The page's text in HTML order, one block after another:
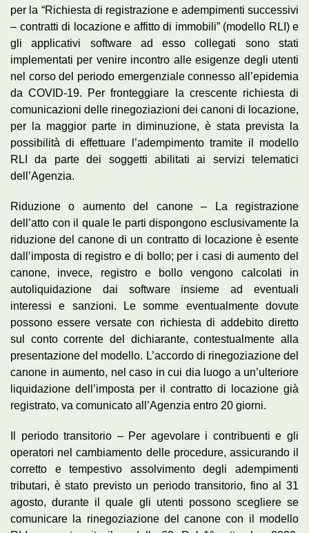
per la “Richiesta di registrazione e adempimenti successivi
– contratti di locazione e affitto di immobili” (modello RLI) e
gli applicativi software ad esso collegati sono stati
implementati per venire incontro alle esigenze degli utenti
nel corso del periodo emergenziale connesso all’epidemia
da COVID-19. Per fronteggiare la crescente richiesta di
comunicazioni delle rinegoziazioni dei canoni di locazione,
per la maggior parte in diminuzione, è stata prevista la
possibilità di effettuare l’adempimento tramite il modello
RLI da parte dei soggetti abilitati ai servizi telematici
dell’Agenzia.
Riduzione o aumento del canone – La registrazione
dell’atto con il quale le parti dispongono esclusivamente la
riduzione del canone di un contratto di locazione è esente
dall’imposta di registro e di bollo; per i casi di aumento del
canone, invece, registro e bollo vengono calcolati in
autoliquidazione dai software insieme ad eventuali
interessi e sanzioni. Le somme eventualmente dovute
possono essere versate con richiesta di addebito diretto
sul conto corrente del dichiarante, contestualmente alla
presentazione del modello. L’accordo di rinegoziazione del
canone in aumento, nel caso in cui dia luogo a un’ulteriore
liquidazione dell’imposta per il contratto di locazione già
registrato, va comunicato all’Agenzia entro 20 giorni.
Il periodo transitorio – Per agevolare i contribuenti e gli
operatori nel cambiamento delle procedure, assicurando il
corretto e tempestivo assolvimento degli adempimenti
tributari, è stato previsto un periodo transitorio, fino al 31
agosto, durante il quale gli utenti possono scegliere se
comunicare la rinegoziazione del canone con il modello